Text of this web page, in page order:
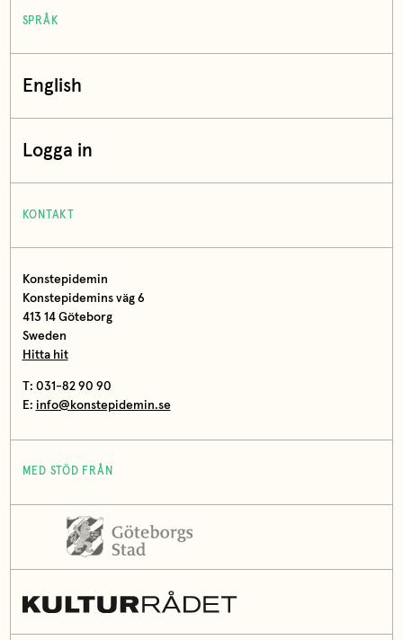
SPRÅK
English
Logga in
KONTAKT
Konstepidemin
Konstepidemins väg 6
413 14 Göteborg
Sweden
Hitta hit
T: 031-82 90 90
E: info@konstepidemin.se
MED STÖD FRÅN